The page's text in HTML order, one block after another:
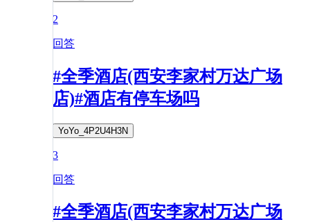
2
回答
#全季酒店(西安李家村万达广场
店)#酒店有停车场吗
YoYo_4P2U4H3N
3
回答
#全季酒店(西安李家村万达广场